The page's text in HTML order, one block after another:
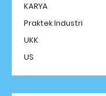
KARYA
Praktek Industri
UKK
US